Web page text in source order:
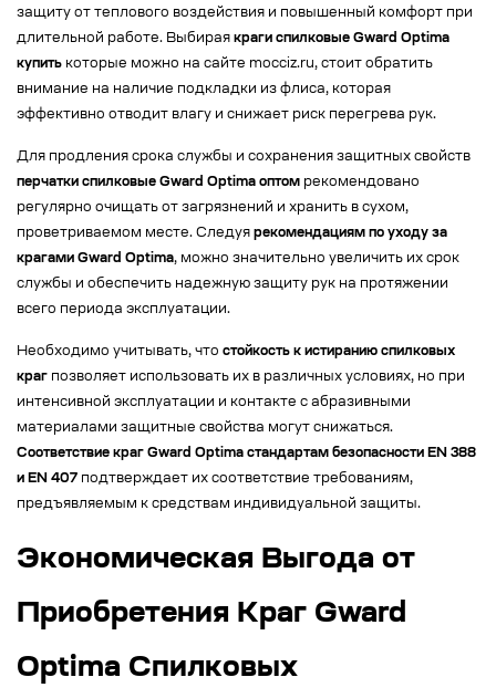
защиту от теплового воздействия и повышенный комфорт при
длительной работе. Выбирая краги спилковые Gward Optima
купить которые можно на сайте mocciz.ru, стоит обратить
внимание на наличие подкладки из флиса, которая
эффективно отводит влагу и снижает риск перегрева рук.
Для продления срока службы и сохранения защитных свойств
перчатки спилковые Gward Optima оптом рекомендовано
регулярно очищать от загрязнений и хранить в сухом,
проветриваемом месте. Следуя рекомендациям по уходу за
крагами Gward Optima, можно значительно увеличить их срок
службы и обеспечить надежную защиту рук на протяжении
всего периода эксплуатации.
Необходимо учитывать, что стойкость к истиранию спилковых
краг позволяет использовать их в различных условиях, но при
интенсивной эксплуатации и контакте с абразивными
материалами защитные свойства могут снижаться.
Соответствие краг Gward Optima стандартам безопасности EN 388
и EN 407 подтверждает их соответствие требованиям,
предъявляемым к средствам индивидуальной защиты.
Экономическая Выгода от
Приобретения Краг Gward
Optima Спилковых